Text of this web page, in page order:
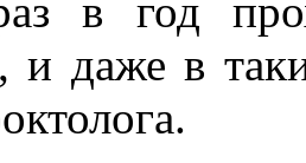
в год
и даже в